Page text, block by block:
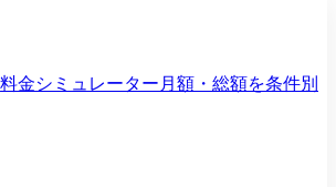
料金シミュレーター 月額・総額を条件別